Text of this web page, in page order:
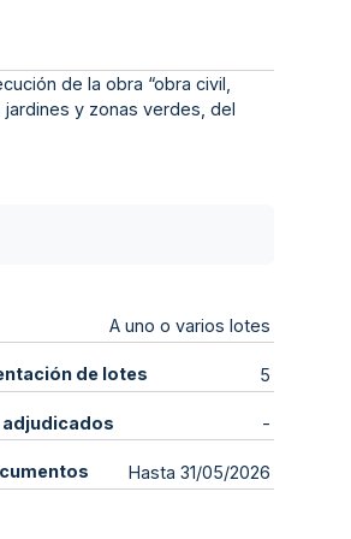
de la obra “obra civil,
y zonas verdes, del
A uno o varios lotes
de lotes 5
adjudicados -
Hasta 31/05/2026